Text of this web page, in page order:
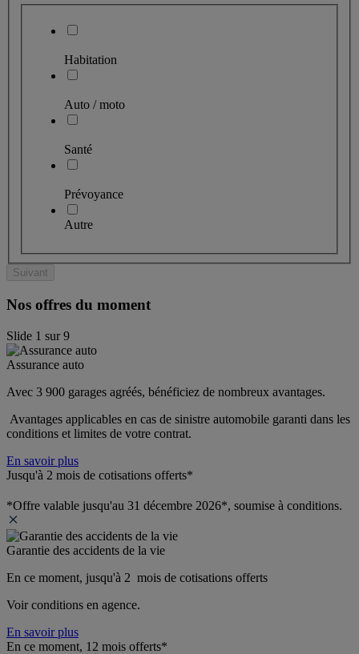
Habitation
Auto / moto
Santé
Prévoyance
Autre
Suivant
Nos offres du moment
Slide 1 sur9
Assurance auto
Avec 3 900 garages agréés, bénéficiez de nombreux avantages.
Avantages applicables en cas de sinistre automobile garanti dans les
conditions et limites de votre contrat.
En savoir plus
Jusqu'à 2 mois de cotisations offerts*
*Offre valable jusqu'au 31 décembre 2026*, soumise à conditions.
Garantie des accidents de la vie
En ce moment, jusqu'à 2  mois de cotisations offerts
Voir conditions en agence.
En savoir plus
En ce moment, 12 mois offerts*